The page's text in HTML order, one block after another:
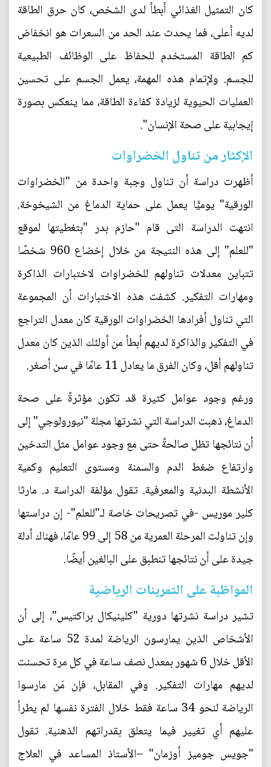
كان التمثيل الغذائي أبطأ لدى الشخص، كان حرق الطاقة
لديه أعلى، فما يحدث عند الحد من السعرات هو انخفاض
كم الطاقة المستخدم للحفاظ على الوظائف الطبيعية
للجسم. ولإتمام هذه المهمة، يعمل الجسم على تحسين
العمليات الحيوية لزيادة كفاءة الطاقة، مما ينعكس بصورة
إيجابية على صحة الإنسان".
الإكثار من تناول الخضراوات
أظهرت دراسة أن تناول وجبة واحدة من "الخضراوات
الورقية" يوميًّا يعمل على حماية الدماغ من الشيخوخة.
انتهت الدراسة التى قام "حازم بدر "بتغطيتها لموقع
"للعلم" إلى هذه النتيجة من خلال إخضاع 960 شخصًا
تتباين معدلات تناولهم للخضراوات لاختبارات الذاكرة
ومهارات التفكير. كشفت هذه الاختبارات أن المجموعة
التي تناول أفرادها الخضراوات الورقية كان معدل التراجع
في التفكير والذاكرة لديهم أبطأ من أولئك الذين كان معدل
تناولهم أقل، وكان الفرق ما يعادل 11 عامًا في سن أصغر.
ورغم وجود عوامل كثيرة قد تكون مؤثرةً على صحة
الدماغ، ذهبت الدراسة التي نشرتها مجلة "نيورولوجي" إلى
أن نتائجها تظل صالحةً حتى مع وجود عوامل مثل التدخين
وارتفاع ضغط الدم والسمنة ومستوى التعليم وكمية
الأنشطة البدنية والمعرفية. تقول مؤلفة الدراسة د. مارثا
كلير موريس -في تصريحات خاصة لـ"للعلم"- إن دراستها
وإن تناولت المرحلة العمرية من 58 إلى 99 عامًا، فهناك أدلة
جيدة على أن نتائجها تنطبق على البالغين أيضًا.
المواظبة على التمرينات الرياضية
تشير دراسة نشرتها دورية "كلينيكال براكتيس"، إلى أن
الأشخاص الذين يمارسون الرياضة لمدة 52 ساعة على
الأقل خلال 6 شهور بمعدل نصف ساعة في كل مرة تحسنت
لديهم مهارات التفكير. وفي المقابل، فإن مَن مارسوا
الرياضة لنحو 34 ساعة فقط خلال الفترة نفسها لم يطرأ
عليهم أي تغيير فيما يتعلق بقدراتهم الذهنية. تقول
"جويس جوميز أوزمان" –الأستاذ المساعد في العلاج